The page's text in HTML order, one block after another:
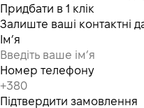
Придбати в 1 клік
Залиште ваші контактні
Ім’я
Номер телефону
Підтвердити замовлення